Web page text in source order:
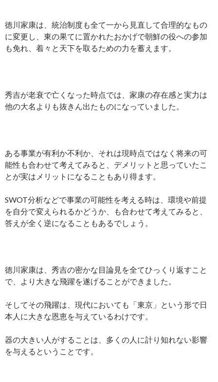
徳川家康は、統治制度も全て一から見直して合理的なもの
に変更し、東の果てに置かれたおかげで朝鮮の役への参加
も免れ、着々と天下を取るための力を蓄えます。
秀吉が老衰で亡くなった時点では、家康の存在感と実力は
他の大名よりも抜きん出たものになっていました。
ある事業が有利か不利か、それは現時点ではなく将来の可
能性も合わせて考えてみると、デメリットと思っていたこ
とが実はメリットになることもあり得ます。
SWOT分析などで事業の可能性を考える時は、環境や前提
を自分で変えられるかどうか、も合わせて考えてみると、
答えが全く逆になることもあるでしょう。
徳川家康は、秀吉の密かな目論見を全てひっくり返すこと
で、より大きな飛躍を遂げることができました。
そしてその飛躍は、現代においても「東京」という形で日
本人に大きな恩恵を与えているわけです。
器の大きい人がすることは、多くの人に計り知れない影響
を与えるということです。